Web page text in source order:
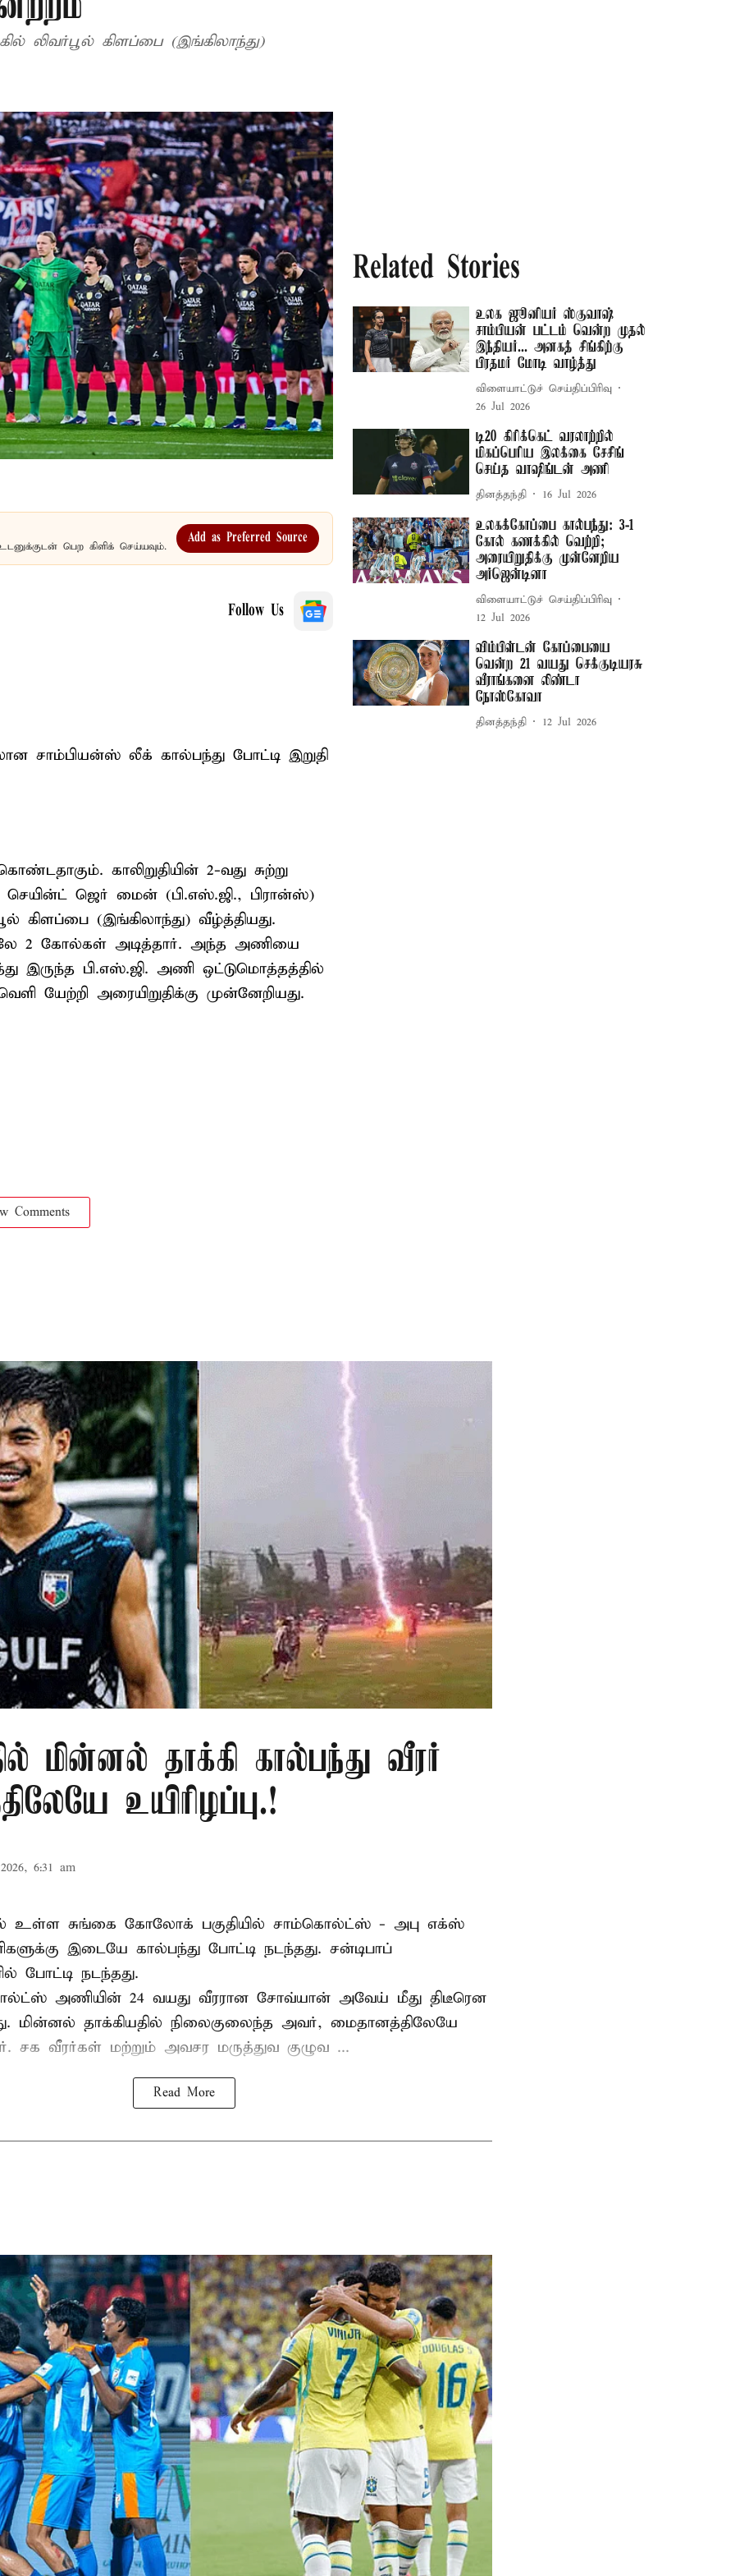
லிவர்பூல் கிளப்பை (இங்கிலாந்து)
பெற கிளிக் செய்யவும்.
Add as Preferred Source
Follow Us
சாம்பியன்ஸ் லீக் கால்பந்து போட்டி இறுதி
காலிறுதியின் 2-வது சுற்று
ஜெர் மைன் (பி.எஸ்.ஜி., பிரான்ஸ்)
(இங்கிலாந்து) வீழ்த்தியது.
2 கோல்கள் அடித்தார். அந்த அணியை
இருந்த பி.எஸ்.ஜி. அணி ஒட்டுமொத்தத்தில்
யேற்றி அரையிறுதிக்கு முன்னேறியது.
Comments
Related Stories
உலக ஜூனியர் ஸ்குவாஷ்
சாம்பியன் பட்டம் வென்ற முதல்
இந்தியர்... அனகத் சிங்கிற்கு
பிரதமர் மோடி வாழ்த்து
விளையாட்டுச் செய்திப்பிரிவு
26 Jul 2026
டி20 கிரிக்கெட் வரலாற்றில்
மிகப்பெரிய இலக்கை சேசிங்
செய்த வாஷிங்டன் அணி
தினத்தந்தி 16 Jul 2026
உலகக்கோப்பை கால்பந்து: 3-1
கோல் கணக்கில் வெற்றி;
அரையிறுதிக்கு முன்னேறிய
அர்ஜென்டினா
விளையாட்டுச் செய்திப்பிரிவு
12 Jul 2026
விம்பிள்டன் கோப்பையை
வென்ற 21 வயது செக்குடியரசு
வீராங்கனை லிண்டா
நோஸ்கோவா
தினத்தந்தி 12 Jul 2026
மின்னல் தாக்கி கால்பந்து வீரர்
உயிரிழப்பு.!
6:31 am
உள்ள சுங்கை கோலோக் பகுதியில் சாம்கொல்ட்ஸ் - அபு எக்ஸ்
இடையே கால்பந்து போட்டி நடந்தது. சன்டிபாப்
போட்டி நடந்தது.
அணியின் 24 வயது வீரரான சோவ்யான் அவேய் மீது திடீரென
மின்னல் தாக்கியதில் நிலைகுலைந்த அவர், மைதானத்திலேயே
சக வீரர்கள் மற்றும் அவசர மருத்துவ குழுவ ...
Read More